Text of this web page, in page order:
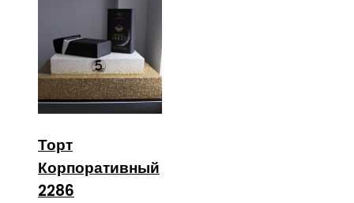
Торт
Корпоративный
2286